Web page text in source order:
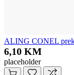
ALING CONEL
6,10 KM
placeholder